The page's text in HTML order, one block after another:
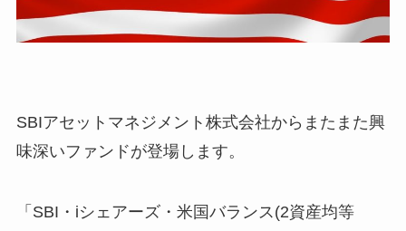
SBIアセットマネジメント株式会社からまたまた興
味深いファンドが登場します。
「SBI・iシェアーズ・米国バランス(2資産均等